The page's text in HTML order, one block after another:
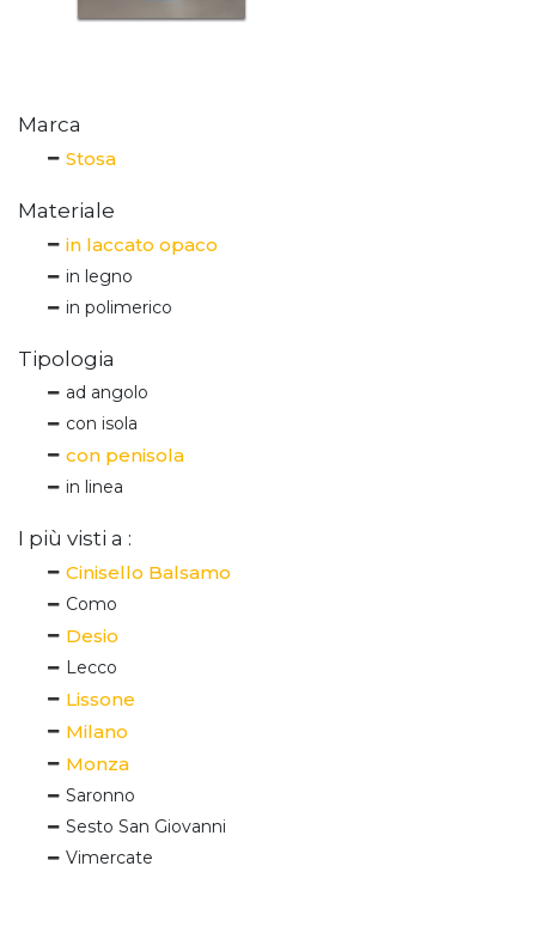
Marca
Stosa
Materiale
in laccato opaco
in legno
in polimerico
Tipologia
ad angolo
con isola
con penisola
in linea
I più visti a :
Cinisello Balsamo
Como
Desio
Lecco
Lissone
Milano
Monza
Saronno
Sesto San Giovanni
Vimercate